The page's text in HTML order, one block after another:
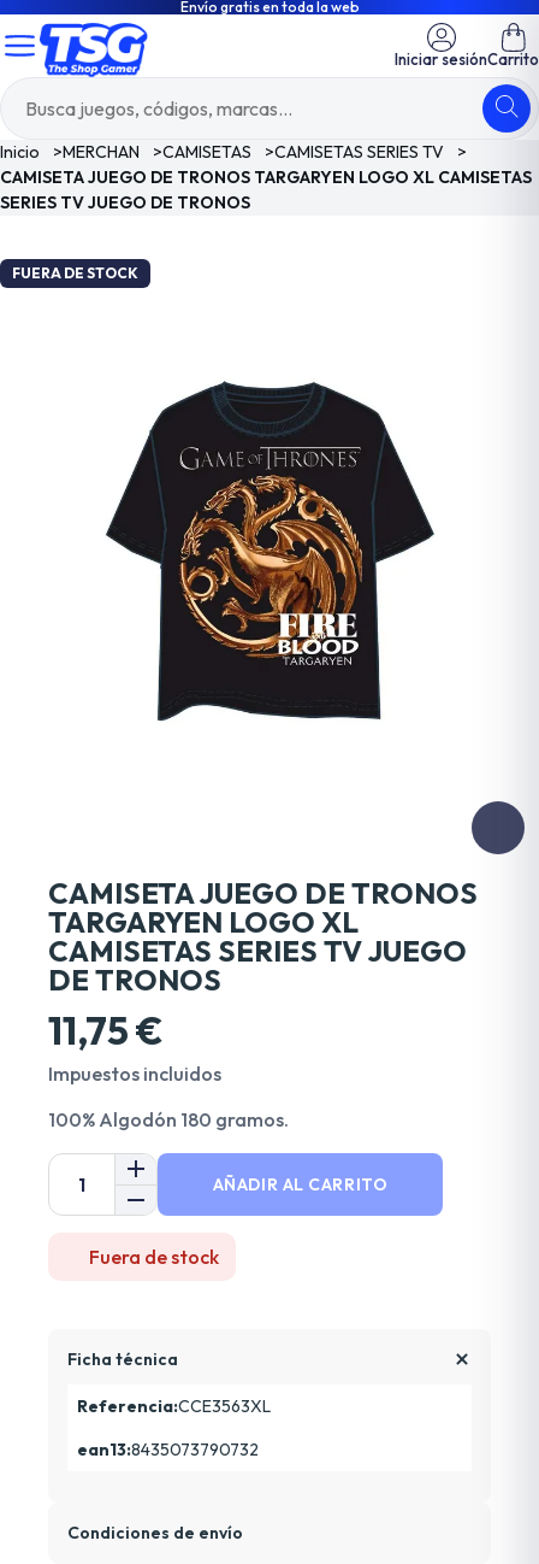
Envío gratis en toda la web
Iniciar sesiónCarrito
Inicio >MERCHAN >CAMISETAS >CAMISETAS SERIES TV
>
CAMISETA JUEGO DE TRONOS TARGARYEN LOGO XL CAMISETAS
SERIES TV JUEGO DE TRONOS
FUERA DE STOCK
CAMISETA JUEGO DE TRONOS
TARGARYEN LOGO XL
CAMISETAS SERIES TV JUEGO
DE TRONOS
11,75 €
Impuestos incluidos
100% Algodón 180 gramos.
AÑADIR AL CARRITO
Fuera de stock
Ficha técnica
Referencia:CCE3563XL
ean13:8435073790732
Condiciones de envío